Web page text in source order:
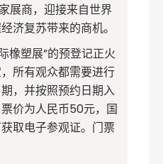
展商，迎接来自世界
济复苏带来的商机。
橡塑展”的预登记正火
所有观众都需要进行
，并按照预约日期入
价为人民币50元，国
取电子参观证。门票